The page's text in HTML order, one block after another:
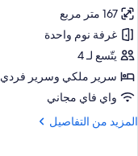
Bedrooms
صور
غرفة
بريمير
-
غرفتا
نوم
167 متر مربع
غرفة نوم واحدة
يتّسع لـ 4
سرير ملكي‫‬ وسرير فردي
واي فاي مجاني
المزيد من التفاصيل
المزيد